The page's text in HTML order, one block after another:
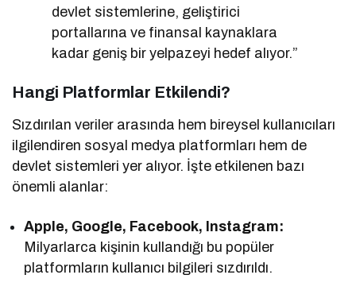
devlet sistemlerine, geliştirici
portallarına ve finansal kaynaklara
kadar geniş bir yelpazeyi hedef alıyor.”
Hangi Platformlar Etkilendi?
Sızdırılan veriler arasında hem bireysel kullanıcıları
ilgilendiren sosyal medya platformları hem de
devlet sistemleri yer alıyor. İşte etkilenen bazı
önemli alanlar:
Apple, Google, Facebook, Instagram:
Milyarlarca kişinin kullandığı bu popüler
platformların kullanıcı bilgileri sızdırıldı.